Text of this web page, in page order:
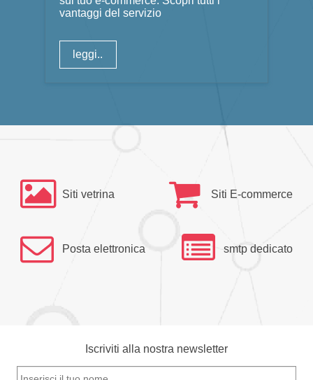
vantaggi del servizio
leggi..
Siti vetrina Siti E-commerce
Posta elettronica smtp dedicato
Iscriviti alla nostra newsletter